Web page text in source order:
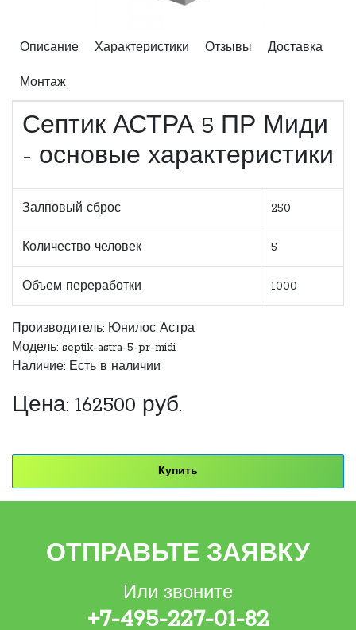
Описание Характеристики Отзывы Доставка
Монтаж
Септик АСТРА 5 ПР Миди
- основые характеристики
Залповый сброс 250
Количество человек 5
Объем переработки 1000
Производитель: Юнилос Астра
Модель: septik-astra-5-pr-midi
Наличие: Есть в наличии
Цена: 162500 руб.
Купить
ОТПРАВЬТЕ ЗАЯВКУ
Или звоните
+7-495-227-01-82